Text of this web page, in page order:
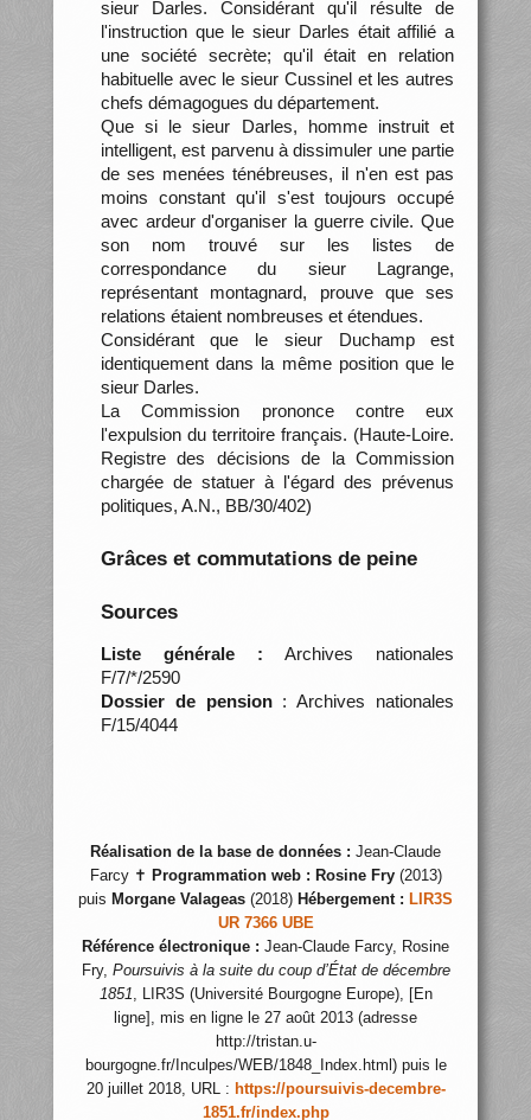
sieur Darles. Considérant qu'il résulte de
l'instruction que le sieur Darles était affilié a
une société secrète; qu'il était en relation
habituelle avec le sieur Cussinel et les autres
chefs démagogues du département.
Que si le sieur Darles, homme instruit et
intelligent, est parvenu à dissimuler une partie
de ses menées ténébreuses, il n'en est pas
moins constant qu'il s'est toujours occupé
avec ardeur d'organiser la guerre civile. Que
son nom trouvé sur les listes de
correspondance du sieur Lagrange,
représentant montagnard, prouve que ses
relations étaient nombreuses et étendues.
Considérant que le sieur Duchamp est
identiquement dans la même position que le
sieur Darles.
La Commission prononce contre eux
l'expulsion du territoire français. (Haute-Loire.
Registre des décisions de la Commission
chargée de statuer à l'égard des prévenus
politiques, A.N., BB/30/402)
Grâces et commutations de peine
Sources
Liste générale : Archives nationales
F/7/*/2590
Dossier de pension: Archives nationales
F/15/4044
Réalisation de la base de données : Jean-Claude
Farcy ✝ Programmation web : Rosine Fry(2013)
puis Morgane Valageas (2018) Hébergement : LIR3S
UR 7366 UBE
Référence électronique : Jean-Claude Farcy, Rosine
Fry, Poursuivis à la suite du coup d’État de décembre
1851, LIR3S (Université Bourgogne Europe), [En
ligne], mis en ligne le 27 août 2013 (adresse
http://tristan.u-
bourgogne.fr/Inculpes/WEB/1848_Index.html) puis le
20 juillet 2018, URL : https://poursuivis-decembre-
1851.fr/index.php